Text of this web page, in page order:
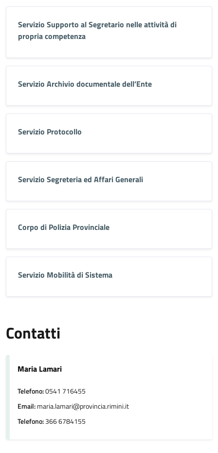
Servizio Supporto al Segretario nelle attività di
propria competenza
Servizio Archivio documentale dell’Ente
Servizio Protocollo
Servizio Segreteria ed Affari Generali
Corpo di Polizia Provinciale
Servizio Mobilità di Sistema
Contatti
Maria Lamari
Telefono:0541 716455
Email:maria.lamari@provincia.rimini.it
Telefono:366 6784155